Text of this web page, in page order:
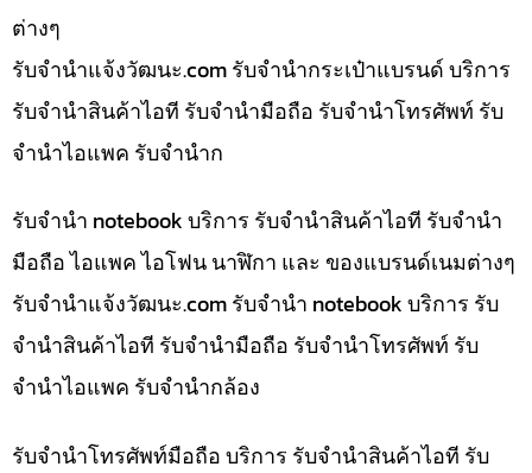
ต่างๆ
รับจํานําแจ้งวัฒนะ.com รับจำนำกระเป๋าแบรนด์ บริการ
รับจำนำสินค้าไอที รับจำนำมือถือ รับจำนำโทรศัพท์ รับ
จำนำไอแพค รับจำนำก
รับจำนำ notebook บริการ รับจำนำสินค้าไอที รับจำนำ
มือถือ ไอแพค ไอโฟน นาฬิกา และ ของแบรนด์เนมต่างๆ
รับจํานําแจ้งวัฒนะ.com รับจำนำ notebook บริการ รับ
จำนำสินค้าไอที รับจำนำมือถือ รับจำนำโทรศัพท์ รับ
จำนำไอแพค รับจำนำกล้อง
รับจำนำโทรศัพท์มือถือ บริการ รับจำนำสินค้าไอที รับ